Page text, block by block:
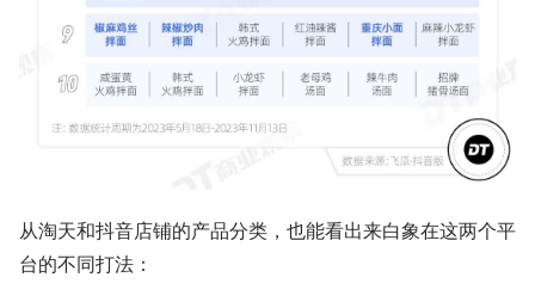
从淘天和抖音店铺的产品分类，也能看出来白象在这两个平
台的不同打法：